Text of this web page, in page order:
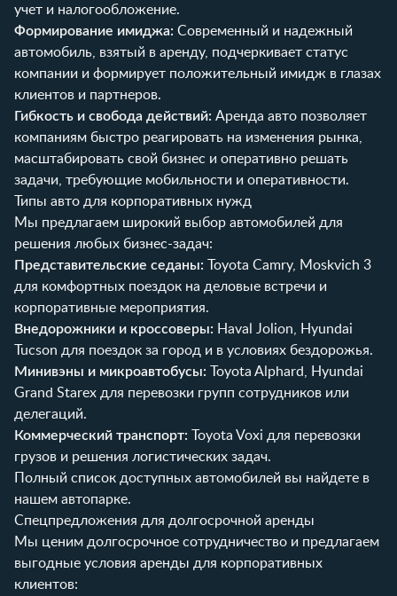
учет и налогообложение.
Формирование имиджа: Современный и надежный
автомобиль, взятый в аренду, подчеркивает статус
компании и формирует положительный имидж в глазах
клиентов и партнеров.
Гибкость и свобода действий: Аренда авто позволяет
компаниям быстро реагировать на изменения рынка,
масштабировать свой бизнес и оперативно решать
задачи, требующие мобильности и оперативности.
Типы авто для корпоративных нужд
Мы предлагаем широкий выбор автомобилей для
решения любых бизнес-задач:
Представительские седаны:
Toyota Camry, Moskvich 3
для комфортных поездок на деловые встречи и
корпоративные мероприятия.
Внедорожники и кроссоверы: Haval Jolion
Hyundai
Tucson для поездок за город и в условиях бездорожья.
Минивэны и микроавтобусы:
Toyota Alphard
Hyundai
Grand Starex для перевозки групп сотрудников или
делегаций.
Коммерческий транспорт:
Toyota Voxi для перевозки
грузов и решения логистических задач.
Полный список доступных автомобилей вы найдете в
нашем автопарке.
Спецпредложения для долгосрочной аренды
Мы ценим долгосрочное сотрудничество и предлагаем
выгодные условия аренды для корпоративных
клиентов: